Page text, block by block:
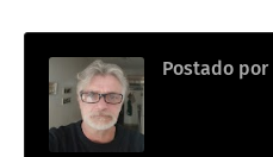
Postado por